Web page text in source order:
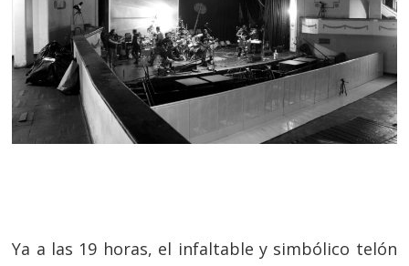
Ya a las 19 horas, el infaltable y simbólico telón